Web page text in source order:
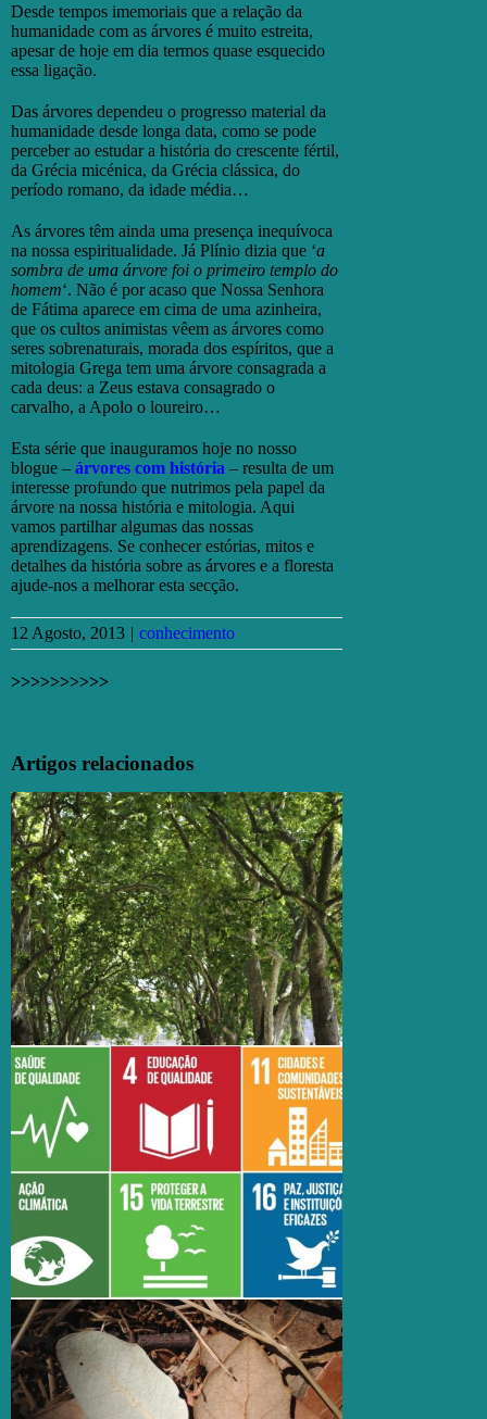
Desde tempos imemoriais que a relação da
humanidade com as árvores é muito estreita,
apesar de hoje em dia termos quase esquecido
essa ligação.
Das árvores dependeu o progresso material da
humanidade desde longa data, como se pode
perceber ao estudar a história do crescente fértil,
da Grécia micénica, da Grécia clássica, do
período romano, da idade média…
As árvores têm ainda uma presença inequívoca
na nossa espiritualidade. Já Plínio dizia que ‘a
sombra de uma árvore foi o primeiro templo do
homem‘. Não é por acaso que Nossa Senhora
de Fátima aparece em cima de uma azinheira,
que os cultos animistas vêem as árvores como
seres sobrenaturais, morada dos espíritos, que a
mitologia Grega tem uma árvore consagrada a
cada deus: a Zeus estava consagrado o
carvalho, a Apolo o loureiro…
Esta série que inauguramos hoje no nosso
blogue – árvores com história – resulta de um
interesse profundo que nutrimos pela papel da
árvore na nossa história e mitologia. Aqui
vamos partilhar algumas das nossas
aprendizagens. Se conhecer estórias, mitos e
detalhes da história sobre as árvores e a floresta
ajude-nos a melhorar esta secção.
12 Agosto, 2013 | conhecimento
>>>>>>>>>>
mas
publicado)
Artigos relacionados